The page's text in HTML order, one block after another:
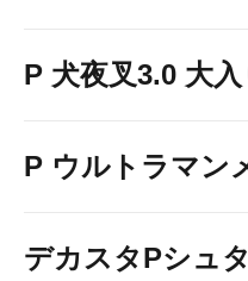
P 犬夜叉3.0 大
P ウルトラマン
デカスタPシュ